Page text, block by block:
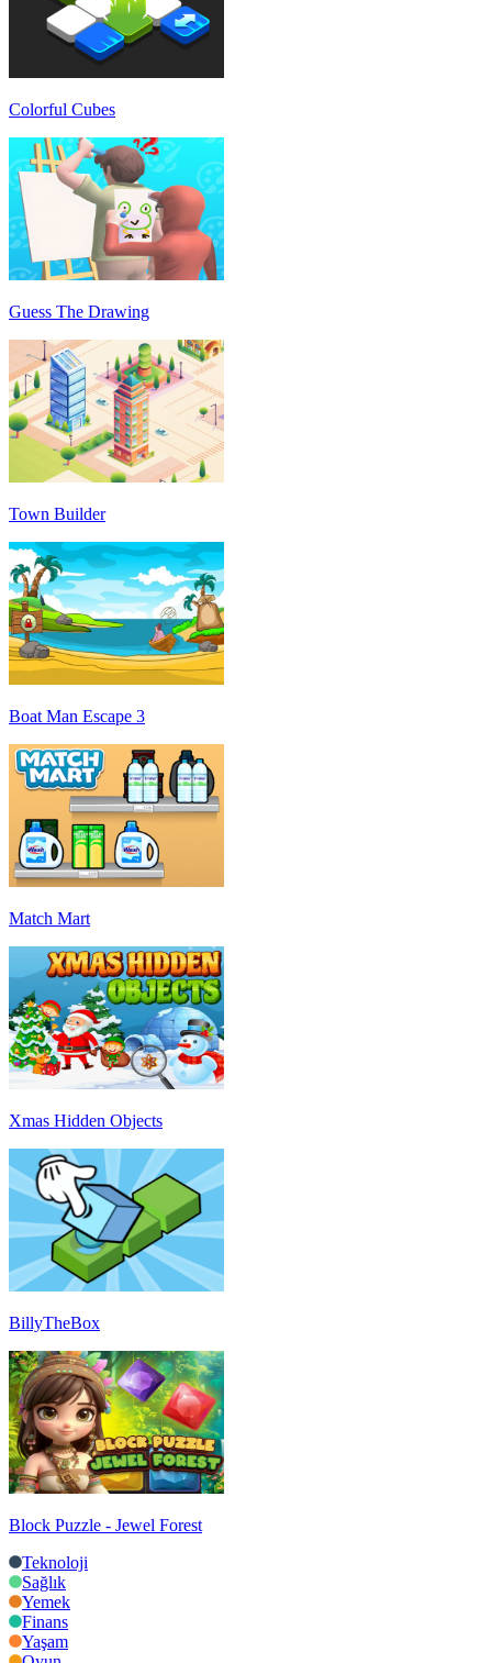
Colorful Cubes
Guess The Drawing
Town Builder
Boat Man Escape 3
Match Mart
Xmas Hidden Objects
BillyTheBox
Block Puzzle - Jewel Forest
Teknoloji
Sağlık
Yemek
Finans
Yaşam